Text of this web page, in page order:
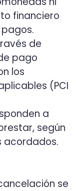
financiero
de
pago
los
(PCI
a
según
acordados.
se